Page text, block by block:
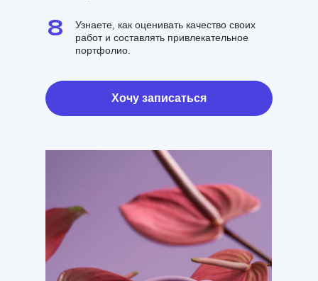
8
Узнаете, как оценивать качество своих
работ и составлять привлекательное
портфолио.
Хочу записаться